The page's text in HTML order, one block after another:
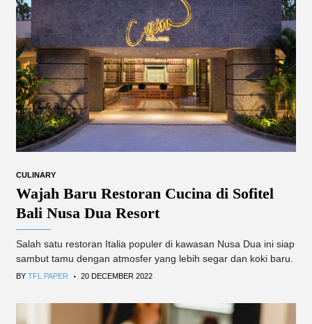
CULINARY
Wajah Baru Restoran Cucina di Sofitel
Bali Nusa Dua Resort
Salah satu restoran Italia populer di kawasan Nusa Dua ini siap
sambut tamu dengan atmosfer yang lebih segar dan koki baru.
BY TFL PAPER . 20 DECEMBER 2022